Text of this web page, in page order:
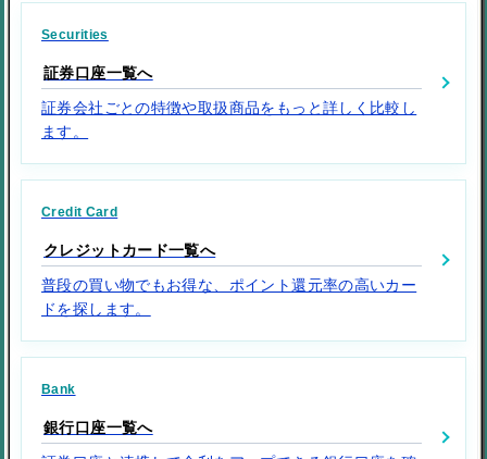
Securities
証券口座一覧へ
証券会社ごとの特徴や取扱商品をもっと詳しく比較し
ます。
Credit Card
クレジットカード一覧へ
普段の買い物でもお得な、ポイント還元率の高いカー
ドを探します。
Bank
銀行口座一覧へ